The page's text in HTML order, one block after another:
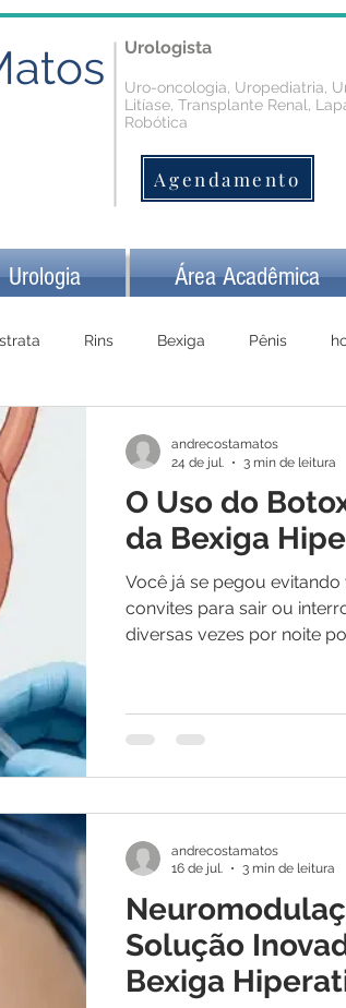
Urologista
Uro-oncologia, Uropediatria,
Litíase, Transplante Renal,
Robótica
Urologia Área Acadêmica
Agendamento
Rins Bexiga Pênis
O Uso do
da Bexiga
Você já se pegou
convites para sair ou
diversas vezes por noite
pode estar sofrendo de
hiperativa é um problema
Isso gera uma sensação
andrecostamatos
24 de jul.
3 min de leitura
Solução
Bexiga
andrecostamatos
16 de jul.
3 min de leitura